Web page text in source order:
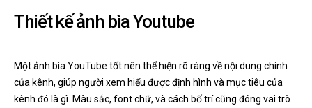
Thiết kế ảnh bìa Youtube
Một ảnh bìa YouTube tốt nên thể hiện rõ ràng về nội dung chính
của kênh, giúp người xem hiểu được định hình và mục tiêu của
kênh đó là gì. Màu sắc, font chữ, và cách bố trí cũng đóng vai trò